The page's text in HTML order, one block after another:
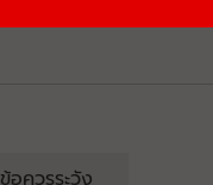
ข้อควรระวัง